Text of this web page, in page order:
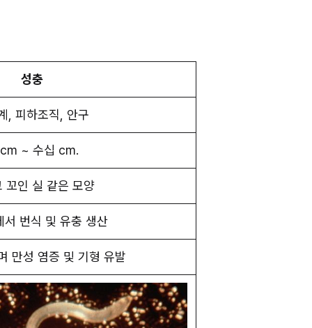
성충
, 피하조직, 안구
~ 수십 cm.
꼬인 실 같은 모양
서 번식 및 유충 생산
만성 염증 및 기형 유발